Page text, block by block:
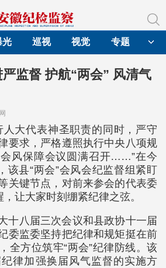
光 巡视 视觉 专题
监督 护航“两会” 风清气
人大代表神圣职责的同时，严守
要求，严格遵照执行中央八项规
风保障会议圆满召开……”在今
该县“两会”会风会纪监督组紧盯
关键节点，对前来参会的代表委
，让大家时刻绷紧纪律之弦。
十八届三次会议和县政协十一届
委监委坚持把纪律和规矩挺在前
全方位筑牢“两会”纪律防线。该
律加强换届风气监督的实施方